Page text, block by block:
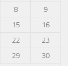
8
9
15
16
22
23
29
30